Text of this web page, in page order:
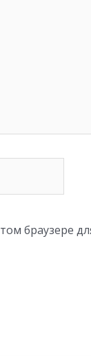
браузере